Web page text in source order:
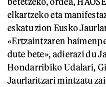
elkartzeko eta
eskatu zion Eusko
«Ertzaintzaren
dute bete», adierazi du
Hondarribiko Udalari,
Jaurlaritzari mintzatu